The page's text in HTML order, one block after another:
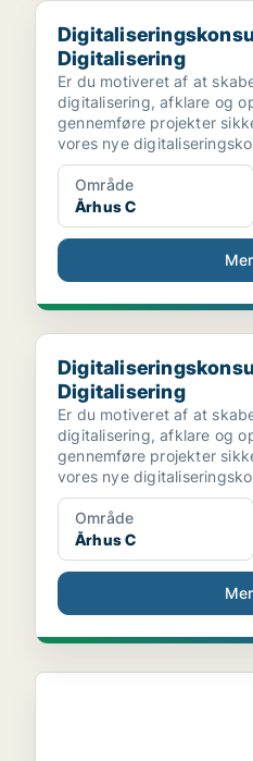
Digitaliseringskonsulent
Digitalisering
Er du motiveret af at
digitalisering, afklare og
gennemføre projekter
vores nye
Område
Århus C
Digitaliseringskonsulent
Digitalisering
Er du motiveret af at
digitalisering, afklare og
gennemføre projekter
vores nye
Område
Århus C